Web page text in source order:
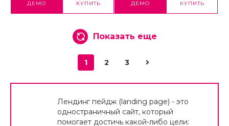
ДЕМО КУПИТЬ ДЕМО КУПИТЬ
Показать еще
1 2 3
Лендинг пейдж (landing page) - это
одностраничный сайт, который
помогает достичь какой-либо цели: